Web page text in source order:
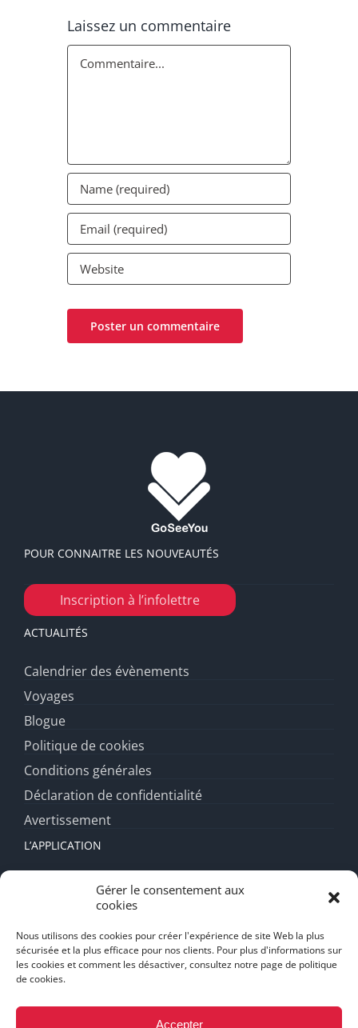
Gérer le consentement aux
cookies
Nous utilisons des cookies pour créer l'expérience de site Web la plus
sécurisée et la plus efficace pour nos clients. Pour plus d'informations sur
les cookies et comment les désactiver, consultez notre page de politique
de cookies.
Accepter
Laissez un commentaire
Commentaire
POUR CONNAITRE LES NOUVEAUTÉS
Inscription à l’infolettre
ACTUALITÉS
Calendrier des évènements
Voyages
Blogue
Politique de cookies
Conditions générales
Déclaration de confidentialité
Avertissement
L’APPLICATION
Fonctionnalités
Forfait diamant
FAQ
Support
Mentions Légales